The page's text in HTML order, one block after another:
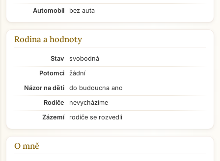
Automobil
bez auta
Rodina a hodnoty
Stav
svobodná
Potomci
žádní
Názor na děti
do budoucna ano
Rodiče
nevycházíme
Zázemí
rodiče se rozvedli
O mně